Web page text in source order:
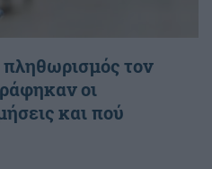
τον
οι
και πού